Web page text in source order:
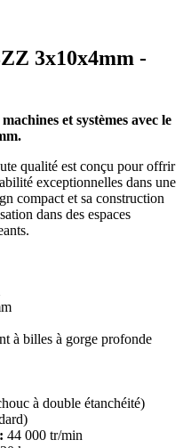
3x10x4mm -
et systèmes avec le
qualité est conçu pour offrir
exceptionnelles dans une
compact et sa construction
dans des espaces
à billes à gorge profonde
à double étanchéité)
44 000 tr/min